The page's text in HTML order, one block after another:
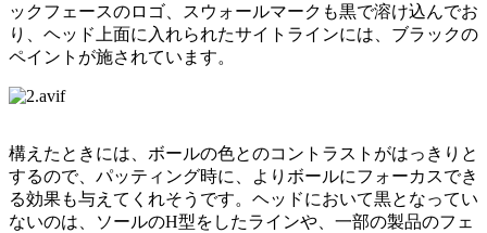
ックフェースのロゴ、スウォールマークも黒で溶け込んでお
り、ヘッド上面に入れられたサイトラインには、ブラックの
ペイントが施されています。
構えたときには、ボールの色とのコントラストがはっきりと
するので、パッティング時に、よりボールにフォーカスでき
る効果も与えてくれそうです。ヘッドにおいて黒となってい
ないのは、ソールのH型をしたラインや、一部の製品のフェ